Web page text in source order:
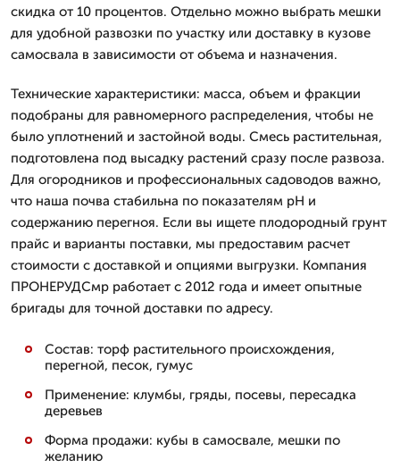
скидка от 10 процентов. Отдельно можно выбрать мешки
для удобной развозки по участку или доставку в кузове
самосвала в зависимости от объема и назначения.
Технические характеристики: масса, объем и фракции
подобраны для равномерного распределения, чтобы не
было уплотнений и застойной воды. Смесь растительная,
подготовлена под высадку растений сразу после развоза.
Для огородников и профессиональных садоводов важно,
что наша почва стабильна по показателям pH и
содержанию перегноя. Если вы ищете плодородный грунт
прайс и варианты поставки, мы предоставим расчет
стоимости с доставкой и опциями выгрузки. Компания
ПРОНЕРУДСмр работает с 2012 года и имеет опытные
бригады для точной доставки по адресу.
Состав: торф растительного происхождения,
перегной, песок, гумус
Применение: клумбы, гряды, посевы, пересадка
деревьев
Форма продажи: кубы в самосвале, мешки по
желанию